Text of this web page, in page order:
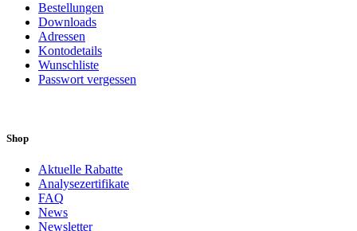
Bestellungen
Downloads
Adressen
Kontodetails
Wunschliste
Passwort vergessen
Shop
Aktuelle Rabatte
Analysezertifikate
FAQ
News
Newsletter